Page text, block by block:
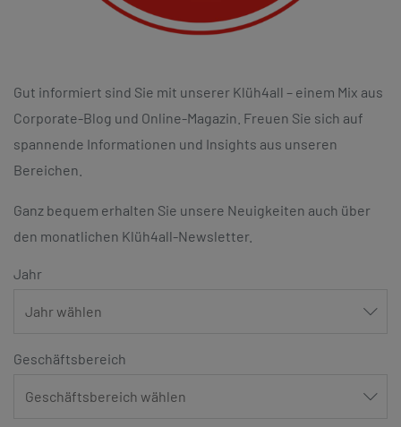
Gut informiert sind Sie mit unserer Klüh4all – einem Mix aus
Corporate-Blog und Online-Magazin. Freuen Sie sich auf
spannende Informationen und Insights aus unseren
Bereichen.
Ganz bequem erhalten Sie unsere Neuigkeiten auch über
den monatlichen Klüh4all-Newsletter.
Jahr
Geschäftsbereich